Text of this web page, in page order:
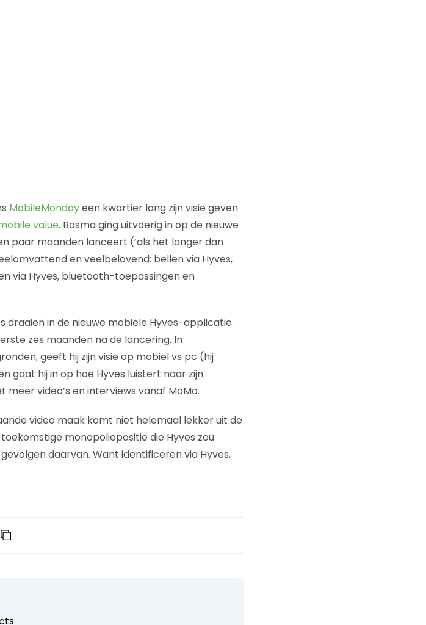
MobileMondayeen kwartier lang zijn visie geven
value. Bosma ging uitvoerig in op de nieuwe
paar maanden lanceert (‘als het langer dan
en veelbelovend: bellen via Hyves,
via Hyves, bluetooth-toepassingen en
in de nieuwe mobiele Hyves-applicatie.
zes maanden na de lancering. In
geeft hij zijn visie op mobiel vs pc (hij
gaat hij in op hoe Hyves luistert naar zijn
video’s en interviews vanaf MoMo.
video maak komt niet helemaal lekker uit de
monopoliepositie die Hyves zou
daarvan. Want identificeren via Hyves,